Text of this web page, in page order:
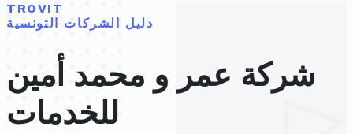
TROVIT
دليل الشركات التونسية
شركة عمر و محمد أمين
للخدمات